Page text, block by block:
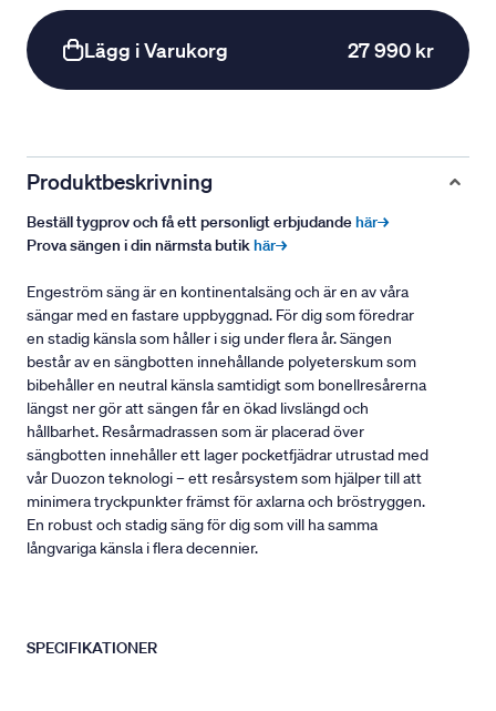
Lägg i Varukorg 27 990 kr
Produktbeskrivning
Beställ tygprov och få ett personligt erbjudandehär→
Prova sängen i din närmsta butikhär→
Engeström säng är en kontinentalsäng och är en av våra
sängar med en fastare uppbyggnad. För dig som föredrar
en stadig känsla som håller i sig under flera år. Sängen
består av en sängbotten innehållande polyeterskum som
bibehåller en neutral känsla samtidigt som bonellresårerna
längst ner gör att sängen får en ökad livslängd och
hållbarhet. Resårmadrassen som är placerad över
sängbotten innehåller ett lager pocketfjädrar utrustad med
vår Duozon teknologi – ett resårsystem som hjälper till att
minimera tryckpunkter främst för axlarna och bröstryggen.
En robust och stadig säng för dig som vill ha samma
långvariga känsla i flera decennier.
SPECIFIKATIONER